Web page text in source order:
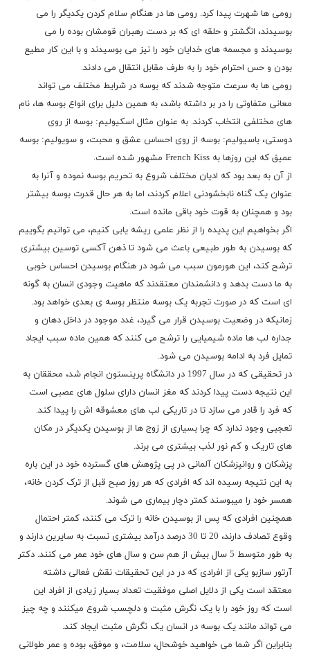
رومی ها شهرت پیدا کرد. رومی ها در هنگام سلام کردن یکدیگر را می
بوسیدند، انگشتر و حلقه ای که بر دست رهبران قومشان بوده را می
بوسیدند و مجسمه های خدایان خود را نیز می بوسیدند و با این کار مطیع
بودن و حس احترام خود را به طرف مقابل انتقال می دادند.
رومی ها به سرعت متوجه شدند که بوسه در شرایط مختلف می تواند
معانی متفاوتی را در بر داشته باشد، به همین دلیل برای انواع بوسه ها، نام
های مختلفی انتخاب کردند. به عنوان مثال اسکیولیم: بوسه از روی
دوستی، باسیولیم: بوسه از روی احساس عشق و محبت، و سویولیم: بوسه
عمیق که این روزها به French Kiss مشهور شده است.
از آن به بعد بود که ادیان مختلف شروع به تحریم بوسه نموده و آنرا به
عنوان یک گناه نابخشودنی اعلام کردند، اما به هر حال قدرت بوسه بیشتر
بود و همچنان به قوت خود باقی مانده است.
اگر بخواهیم این پدیده را از نظر علمی ریشه یابی کنیم، می توانیم بگوییم
که بوسیدن به طور طبیعی باعث می شود تا ذهن آکسی توسین بیشتری
ترشح کند، این هورمون سبب می شود در هنگام بوسیدن احساس خوبی
به ما دست بدهد و دانشمندان معتقدند که ماهیت وجودی انسان به گونه
ای است که در صورت تجربه یک بوسه منتظر بوسه ی بعدی خواهد بود.
زمانیکه در وضعیت بوسیدن قرار می گیرد، غدد موجود در داخل دهان و
جداره لب ها ماده شیمیایی را ترشح می کنند که همین ماده سبب ایجاد
تمایل فرد به ادامه بوسیدن می شود.
در تحقیقی که در سال 1997 در دانشگاه پرینستون انجام شد، محققان به
این نتیجه دست پیدا کردند که مغز انسان دارای سلول های عصبی است
که فرد را قادر می سازد تا در تاریکی لب های معشوقه اش را پیدا کند.
تعجبی وجود ندارد که چرا بسیاری از زوج ها از بوسیدن یکدیگر در مکان
های تاریک و کم نور لذب بیشتری می برند.
پزشکان و روانپزشکان آلمانی در پی پژوهش های گسترده خود در این باره
به این نتیجه رسیده اند که افرادی که هر روز صبح قبل از ترک کردن خانه،
همسر خود را میبوسند کمتر دچار بیماری می شوند.
همچنین افرادی که پس از بوسیدن خانه را ترک می کنند، کمتر احتمال
وقوع تصادف دارند، 20 تا 30 درصد درآمد بیشتری نسبت به سایرین دارند و
به طور متوسط 5 سال بیش از هم سن و سال های خود عمر می کنند. دکتر
آرتور سازبو یکی از افرادی که در در این تحقیقات نقش فعالی داشته
معتقد است یکی از دلایل اصلی موفقیت تعداد بسیار زیادی از افراد این
است که روز خود را با یک نگرش مثبت و دلچسب شروع میکنند و چه چیز
می تواند مانند یک بوسه در انسان یک نگرش مثبت ایجاد کند.
بنابراین اگر شما می خواهید خوشحال، سلامت، و موفق، بوده و عمر طولانی